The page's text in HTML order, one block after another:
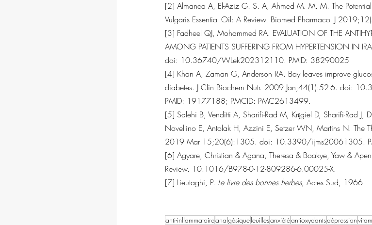
[2] Almanea A, El-Aziz G. S. A, Ahmed M. M. M. The Potential
Vulgaris Essential Oil: A Review. Biomed Pharmacol J
[3] Fadheel QJ, Mohammed RA. EVALUATION OF THE
AMONG PATIENTS SUFFERING FROM HYPERTENSION
doi: 10.36740/WLek202312110. PMID: 38290025
[4] Khan A, Zaman G, Anderson RA. Bay leaves improve
diabetes. J Clin Biochem Nutr. 2009 Jan;44(1):52-6. doi:
PMID: 19177188; PMCID: PMC2613499.
[5] Salehi B, Venditti A, Sharifi-Rad M, Kręgiel D, Sharifi-Rad J,
Novellino E, Antolak H, Azzini E, Setzer WN, Martins N. The
2019 Mar 15;20(6):1305. doi: 10.3390/ijms20061305.
[6] Agyare, Christian & Agana, Theresa & Boakye, Yaw &
Review. 10.1016/B978-0-12-809286-6.00025-X.
[7] Lieutaghi, P. Le livre des bonnes herbes, Actes Sud, 1966
anti-inflammatoireanalgésiquefeuillesanxiétéantioxydantsdépression